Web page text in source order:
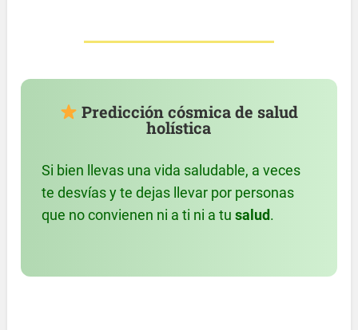
Predicción cósmica de salud
holística
Si bien llevas una vida saludable, a veces
te desvías y te dejas llevar por personas
que no convienen ni a ti ni a tusalud .